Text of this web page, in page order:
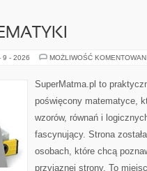
9 - 2026 MOŻLIWOŚĆ
SuperMatma.pl to
poświęcony matematyce,
wzorów, równań i
fascynujący. Strona
osobach, które chcą
przyjaznej strony. To